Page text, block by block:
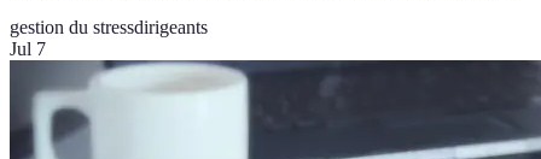
gestion du stressdirigeants
Jul 7